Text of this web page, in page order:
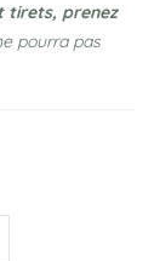
tirets, prenez
pourra pas